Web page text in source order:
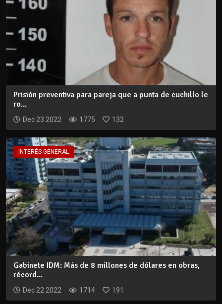
Prisión preventiva para pareja que a punta de cuchillo le
ro...
Dec 23 2022 1775 132
INTERÉS GENERAL
Gabinete IDM: Más de 8 millones de dólares en obras,
récord...
Dec 22 2022 1714 191